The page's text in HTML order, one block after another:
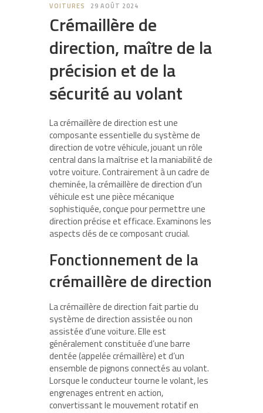
VOITURES 29 AOÛT 2024
Crémaillère de
direction, maître de la
précision et de la
sécurité au volant
La crémaillère de direction est une
composante essentielle du système de
direction de votre véhicule, jouant un rôle
central dans la maîtrise et la maniabilité de
votre voiture. Contrairement à un cadre de
cheminée, la crémaillère de direction d’un
véhicule est une pièce mécanique
sophistiquée, conçue pour permettre une
direction précise et efficace. Examinons les
aspects clés de ce composant crucial.
Fonctionnement de la
crémaillère de direction
La crémaillère de direction fait partie du
système de direction assistée ou non
assistée d’une voiture. Elle est
généralement constituée d’une barre
dentée (appelée crémaillère) et d’un
ensemble de pignons connectés au volant.
Lorsque le conducteur tourne le volant, les
engrenages entrent en action,
convertissant le mouvement rotatif en